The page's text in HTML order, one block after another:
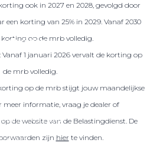
rijden
rijden
en kosten
ook in 2027 en 2028, gevolgd door
een korting van 25% in 2029. Vanaf 2030
korting op de mrb volledig.
1 januari 2026 vervalt de korting op
de mrb volledig.
op de mrb stijgt jouw maandelijkse
meer informatie, vraag je dealer of
de website van de Belastingdienst. De
zijn hier te vinden.